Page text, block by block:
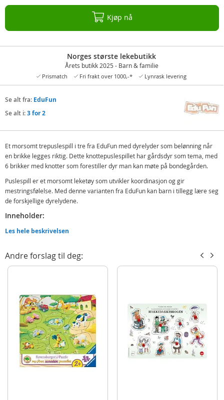
Kjøp nå
Norges største lekebutikk
Årets butikk 2025 - Barn & familie
Prismatch Fri frakt over 1000,-* Lynrask levering
Se alt fra: EduFun
Se alt i:3 for 2
Et morsomt trepuslespill i tre fra EduFun med dyrelyder som belønning når
en brikke legges riktig. Dette knottepuslespillet har gårdsdyr som tema, med
6 brikker med knotter som forestiller dyr man kan møte på bondegården.
Puslespill er et morsomt leketøy som utvikler koordinasjon og gir
mestringsfølelse. Med denne varianten fra EduFun kan barn i tillegg lære seg
de forskjellige dyrelydene.
Inneholder:
EduFun knottepuslespill i tre
Mål: 30 x 22,5 x 3,3 cm
Alder: fra 18 mnd
Produktdetaljer
Modell
6942397330312
Merke
Les hele beskrivelsen
Andre forslag til deg: